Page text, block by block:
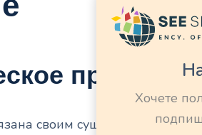
своим существованием
Хочете